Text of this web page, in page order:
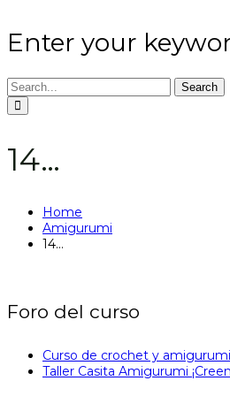
Enter your
Search
14…
Home
Amigurumi
14…
Foro del curso
Curso de crochet y
Taller Casita Amigurumi